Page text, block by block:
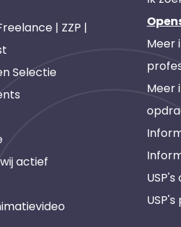
| ZZP |
Selectie
actief
Meer
Meer